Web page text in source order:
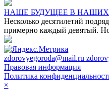
НАШЕ БУДУЩЕЕ В
Несколько десятилетий
примерно каждый девятый. Но
zdorovyegoroda@mail.ru
Правовая информация
Политика
×